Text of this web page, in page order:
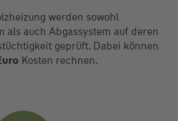
werden sowohl
als auch Abgassystem auf deren
geprüft. Dabei können
Kosten rechnen.